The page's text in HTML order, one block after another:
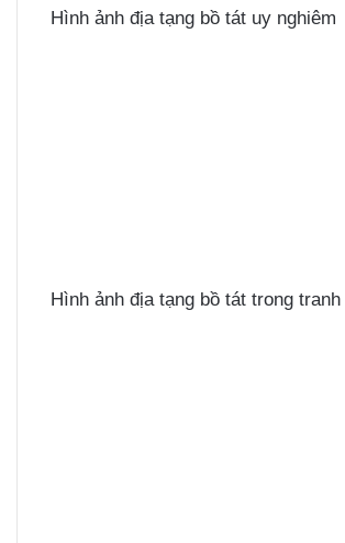
Hình ảnh địa tạng bồ tát uy nghiêm
Hình ảnh địa tạng bồ tát trong tranh